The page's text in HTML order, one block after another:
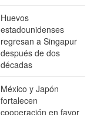
Huevos
estadounidenses
regresan a Singapur
después de dos
décadas
México y Japón
fortalecen
cooperación en favor